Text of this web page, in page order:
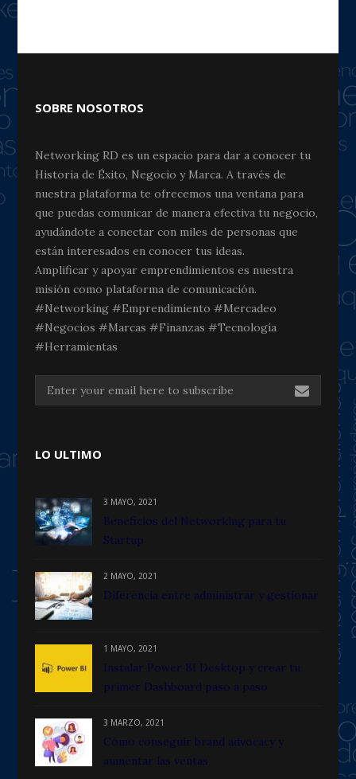
SOBRE NOSOTROS
Networking RD es un espacio para dar a conocer tu
Historia de Éxito, Negocio y Marca. A través de
nuestra plataforma te ofrecemos una ventana para
que puedas comunicar de manera efectiva tu negocio,
ayudándote a conectar con miles de personas que
están interesados en conocer tus ideas.
Amplificar y apoyar emprendimientos es nuestra
misión como plataforma de comunicación.
#Networking #Emprendimiento #Mercadeo
#Negocios #Marcas #Finanzas #Tecnología
#Herramientas
LO ULTIMO
3 MAYO, 2021
Beneficios del Networking para tu
Startup
2 MAYO, 2021
Diferencia entre administrar y gestionar
1 MAYO, 2021
Instalar Power BI Desktop y crear tu
primer Dashboard paso a paso
3 MARZO, 2021
Cómo conseguir brand advocacy y
aumentar las ventas